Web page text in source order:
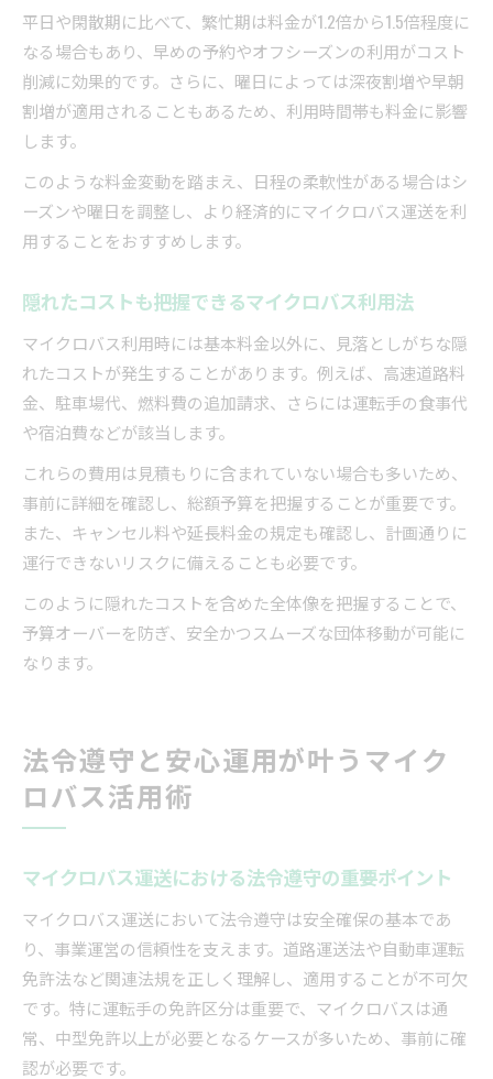
平日や閑散期に比べて、繁忙期は料金が1.2倍から1.5倍程度に
なる場合もあり、早めの予約やオフシーズンの利用がコスト
削減に効果的です。さらに、曜日によっては深夜割増や早朝
割増が適用されることもあるため、利用時間帯も料金に影響
します。
このような料金変動を踏まえ、日程の柔軟性がある場合はシ
ーズンや曜日を調整し、より経済的にマイクロバス運送を利
用することをおすすめします。
隠れたコストも把握できるマイクロバス利用法
マイクロバス利用時には基本料金以外に、見落としがちな隠
れたコストが発生することがあります。例えば、高速道路料
金、駐車場代、燃料費の追加請求、さらには運転手の食事代
や宿泊費などが該当します。
これらの費用は見積もりに含まれていない場合も多いため、
事前に詳細を確認し、総額予算を把握することが重要です。
また、キャンセル料や延長料金の規定も確認し、計画通りに
運行できないリスクに備えることも必要です。
このように隠れたコストを含めた全体像を把握することで、
予算オーバーを防ぎ、安全かつスムーズな団体移動が可能に
なります。
法令遵守と安心運用が叶うマイク
ロバス活用術
マイクロバス運送における法令遵守の重要ポイント
マイクロバス運送において法令遵守は安全確保の基本であ
り、事業運営の信頼性を支えます。道路運送法や自動車運転
免許法など関連法規を正しく理解し、適用することが不可欠
です。特に運転手の免許区分は重要で、マイクロバスは通
常、中型免許以上が必要となるケースが多いため、事前に確
認が必要です。